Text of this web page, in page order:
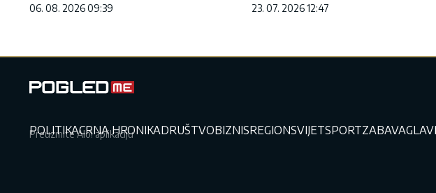
06. 08. 2026 09:39 23. 07. 2026 12:47
POLITIKACRNA HRONIKADRUŠTVOBIZNISREGIONSVIJETSPORTZABAVA
Preuzmite Alo! aplikaciju